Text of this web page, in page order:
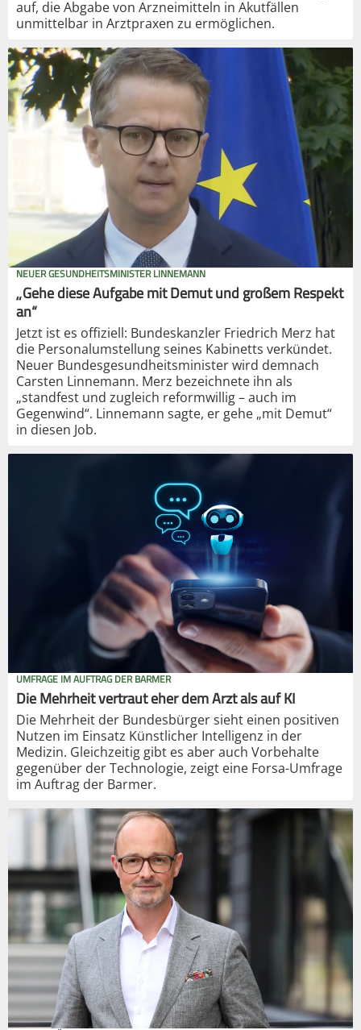
auf, die Abgabe von Arzneimitteln in Akutfällen
unmittelbar in Arztpraxen zu ermöglichen.
NEUER GESUNDHEITSMINISTER LINNEMANN
„Gehe diese Aufgabe mit Demut und großem Respekt
an“
Jetzt ist es offiziell: Bundeskanzler Friedrich Merz hat
die Personalumstellung seines Kabinetts verkündet.
Neuer Bundesgesundheitsminister wird demnach
Carsten Linnemann. Merz bezeichnete ihn als
„standfest und zugleich reformwillig – auch im
Gegenwind“. Linnemann sagte, er gehe „mit Demut“
in diesen Job.
UMFRAGE IM AUFTRAG DER BARMER
Die Mehrheit vertraut eher dem Arzt als auf KI
Die Mehrheit der Bundesbürger sieht einen positiven
Nutzen im Einsatz Künstlicher Intelligenz in der
Medizin. Gleichzeitig gibt es aber auch Vorbehalte
gegenüber der Technologie, zeigt eine Forsa-Umfrage
im Auftrag der Barmer.